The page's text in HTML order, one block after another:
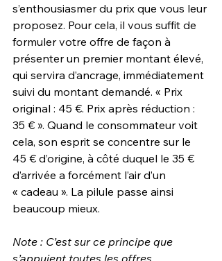
s’enthousiasmer du prix que vous leur
proposez. Pour cela, il vous suffit de
formuler votre offre de façon à
présenter un premier montant élevé,
qui servira d’ancrage, immédiatement
suivi du montant demandé. « Prix
original : 45 €. Prix après réduction :
35 € ». Quand le consommateur voit
cela, son esprit se concentre sur le
45 € d’origine, à côté duquel le 35 €
d’arrivée a forcément l’air d’un
« cadeau ». La pilule passe ainsi
beaucoup mieux.
Note : C’est sur ce principe que
s’appuient toutes les offres